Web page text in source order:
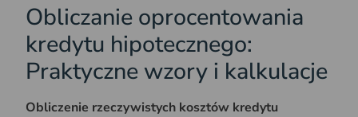
Obliczanie oprocentowania
kredytu hipotecznego:
Praktyczne wzory i kalkulacje
Obliczenie rzeczywistych kosztów kredytu